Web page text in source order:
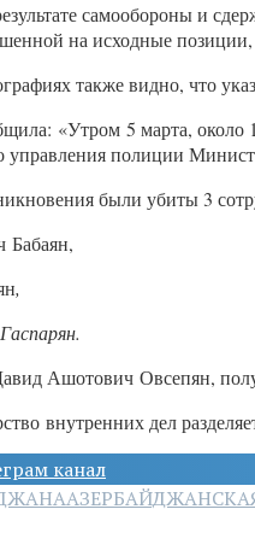
самообороны и
на исходные
также видно, что
«Утром 5 марта, около
управления полиции
были убиты 3
Бабаян,
,
Ашотович Овсепян,
внутренних дел
канал